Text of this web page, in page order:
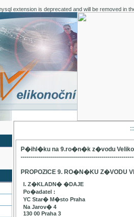
extension is deprecated and will be removed in
P�ihl�ku na 9.ro�n�k z�vodu
PROPOZICE 9. RO�N�KU Z�VODU
I. Z�KLADN� �DAJE
Po�adatel :
YC Star� M�sto Praha
Na Jarov� 4
130 00 Praha 3